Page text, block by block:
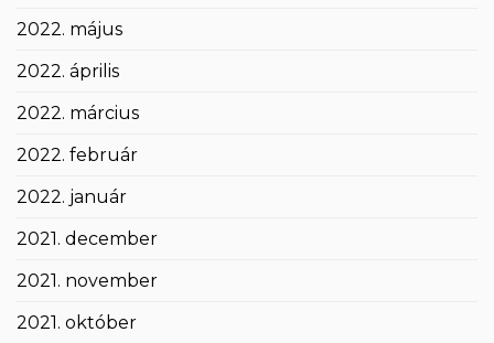
2022. május
2022. április
2022. március
2022. február
2022. január
2021. december
2021. november
2021. október